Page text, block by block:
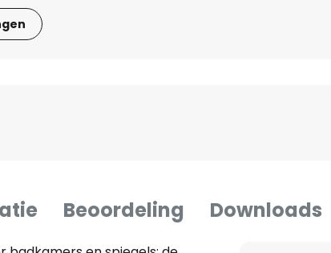
Beoordeling Downloads